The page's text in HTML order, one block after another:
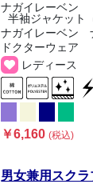
ナガイレーベン
半袖ジャケット
ナガイレーベン
ドクターウェア
レディース
￥6,160(税込)
男女兼用スク